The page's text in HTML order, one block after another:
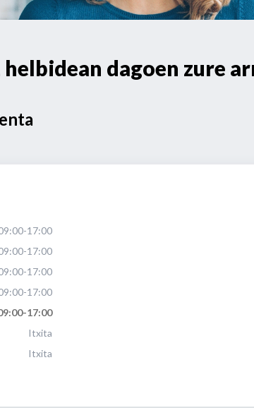
helbidean dagoen zure
17:00
17:00
17:00
17:00
17:00
Itxita
Itxita